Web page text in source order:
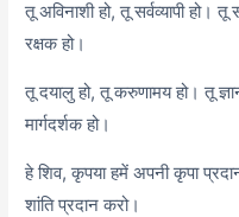
तू अविनाशी हो, तू सर्वव्यापी हो।
रक्षक हो।
तू दयालु हो, तू करुणामय हो। तू
मार्गदर्शक हो।
हे शिव, कृपया हमें अपनी कृपा
शांति प्रदान करो।